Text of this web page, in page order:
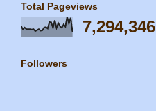
Total Pageviews
7,294,346
Followers